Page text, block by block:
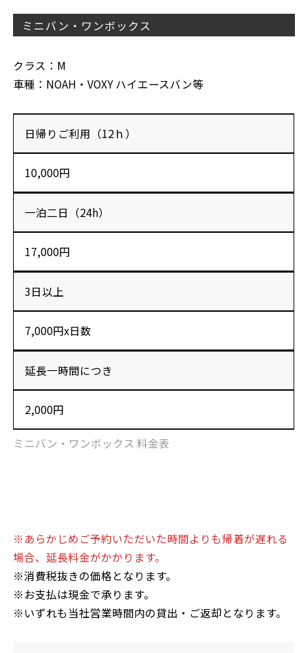
ミニバン・ワンボックス
クラス：M
車種：NOAH・VOXY ハイエースバン等
日帰りご利用（12ｈ）
10,000円
一泊二日（24h）
17,000円
3日以上
7,000円x日数
延長一時間につき
2,000円
ミニバン・ワンボックス 料金表
※あらかじめご予約いただいた時間よりも帰着が遅れる
場合、延長料金がかかります。
※消費税抜きの価格となります。
※お支払は現金で承ります。
※いずれも当社営業時間内の貸出・ご返却となります。